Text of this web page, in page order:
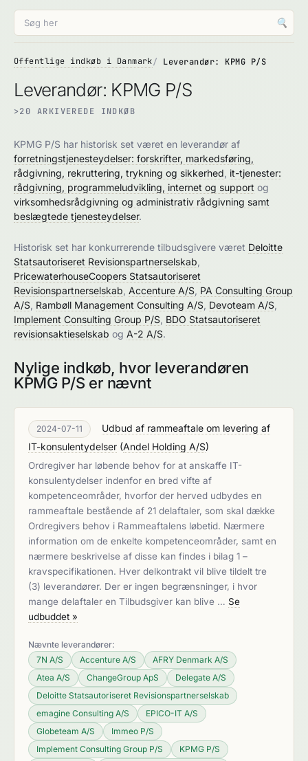
🔍
Offentlige indkøb i Danmark Leverandør: KPMG P/S
Leverandør: KPMG P/S
>20 ARKIVEREDE INDKØB
KPMG P/S har historisk set været en leverandør af
forretningstjenesteydelser: forskrifter, markedsføring,
rådgivning, rekruttering, trykning og sikkerhed it-tjenester:
rådgivning, programmeludvikling, internet og support og
virksomhedsrådgivning og administrativ rådgivning samt
beslægtede tjenesteydelser.
Historisk set har konkurrerende tilbudsgivere været Deloitte
Statsautoriseret Revisionspartnerselskab
PricewaterhouseCoopers Statsautoriseret
Revisionspartnerselskab Accenture A/S PA Consulting Group
A/S Rambøll Management Consulting A/S Devoteam A/S
Implement Consulting Group P/S BDO Statsautoriseret
revisionsaktieselskab og A-2 A/S.
Nylige indkøb, hvor leverandøren
KPMG P/S er nævnt
2024-07-11
Udbud af rammeaftale om levering af
IT-konsulentydelser (Andel Holding A/S)
Ordregiver har løbende behov for at anskaffe IT-
konsulentydelser indenfor en bred vifte af
kompetenceområder, hvorfor der herved udbydes en
rammeaftale bestående af 21 delaftaler, som skal dække
Ordregivers behov i Rammeaftalens løbetid. Nærmere
information om de enkelte kompetenceområder, samt en
nærmere beskrivelse af disse kan findes i bilag 1 –
kravspecifikationen. Hver delkontrakt vil blive tildelt tre
(3) leverandører. Der er ingen begrænsninger, i hvor
mange delaftaler en Tilbudsgiver kan blive … Se
udbuddet »
Nævnte leverandører:
7N A/S
Accenture A/S
AFRY Denmark A/S
Atea A/S
ChangeGroup ApS
Delegate A/S
Deloitte Statsautoriseret Revisionspartnerselskab
emagine Consulting A/S
EPICO-IT A/S
Globeteam A/S
Immeo P/S
Implement Consulting Group P/S
KPMG P/S